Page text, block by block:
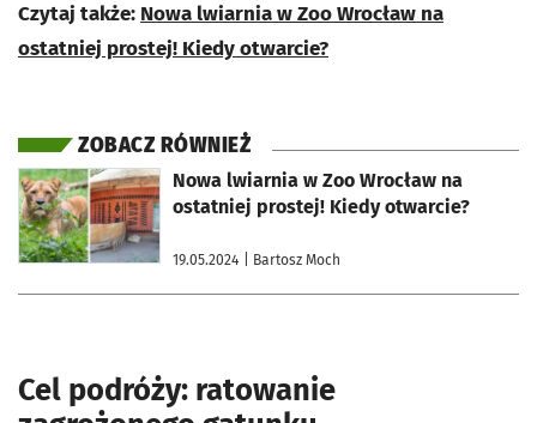
Czytaj także: Nowa lwiarnia w Zoo Wrocław na
ostatniej prostej! Kiedy otwarcie?
ZOBACZ RÓWNIEŻ
Nowa lwiarnia w Zoo Wrocław na
ostatniej prostej! Kiedy otwarcie?
19.05.2024 | Bartosz Moch
otworzy się w nowej karcie
Cel podróży: ratowanie